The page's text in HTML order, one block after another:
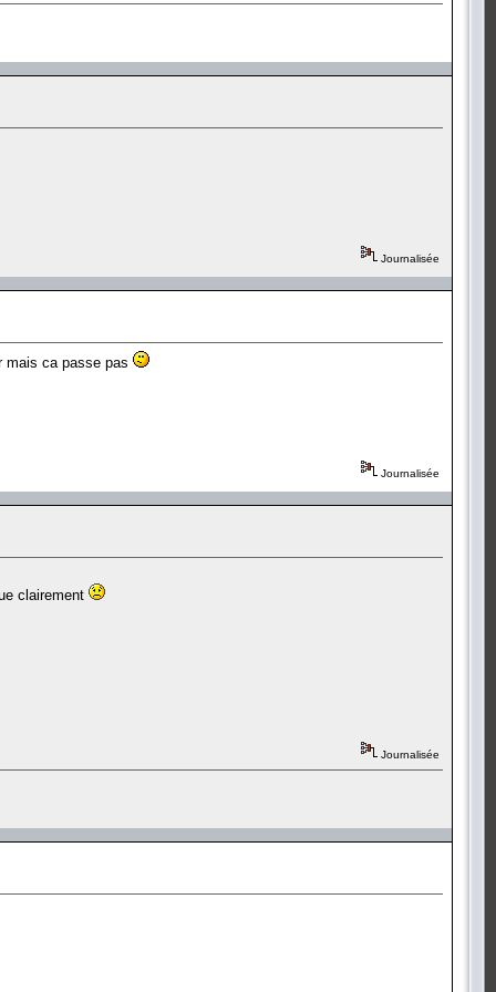
Journalisée
mais ca passe pas
Journalisée
clairement
Journalisée